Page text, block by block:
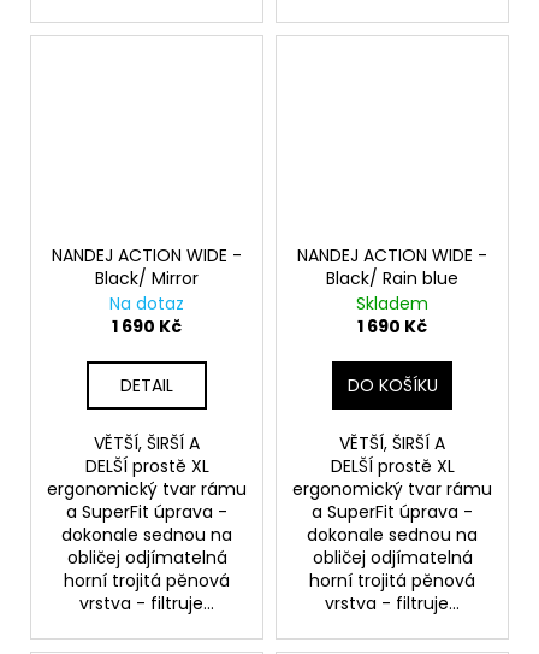
NANDEJ ACTION WIDE -
Black/ Mirror
Na dotaz
1 690 Kč
DETAIL
VĚTŠÍ, ŠIRŠÍ A
DELŠÍ prostě XL
ergonomický tvar rámu
a SuperFit úprava -
dokonale sednou na
obličej odjímatelná
horní trojitá pěnová
vrstva - filtruje...
NANDEJ ACTION WIDE -
Black/ Rain blue
Skladem
1 690 Kč
DO KOŠÍKU
VĚTŠÍ, ŠIRŠÍ A
DELŠÍ prostě XL
ergonomický tvar rámu
a SuperFit úprava -
dokonale sednou na
obličej odjímatelná
horní trojitá pěnová
vrstva - filtruje...